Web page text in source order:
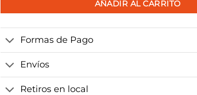
AÑADIR AL CARRITO
Formas de Pago
Envíos
Retiros en local